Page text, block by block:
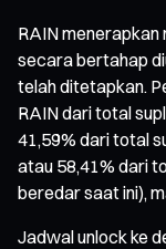
RAIN menerapkan
secara bertahap
telah ditetapkan.
RAIN dari total
41,59% dari total
atau 58,41% dari
beredar saat ini),
Jadwal unlock ke